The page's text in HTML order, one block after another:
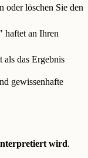
oder löschen Sie den
haftet an Ihren
als das Ergebnis
gewissenhafte
wird.